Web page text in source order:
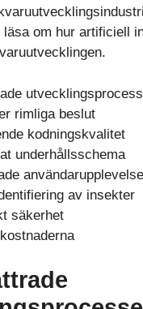
om hur artificiell
rimliga beslut
kodningskvalitet
underhållsschema
av insekter
säkerhet